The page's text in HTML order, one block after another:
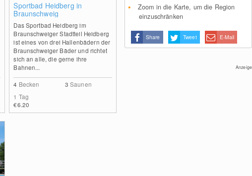
Sportbad Heidberg in
Braunschweig
Das Sportbad Heidberg im
Braunschweiger Stadtteil Heidberg
ist eines von drei Hallenbädern der
Braunschweiger Bäder und richtet
sich an alle, die gerne ihre
Bahnen...
4 Becken 3 Saunen
1 Tag
€6.20
Zoom in die Karte, um die Region
einzuschränken
Share Tweet E-Mail
Anzeige